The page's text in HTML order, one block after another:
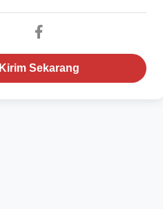
Kirim Sekarang